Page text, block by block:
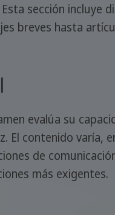
sección incluye
breves hasta
evalúa su
El contenido varía,
de
más exigentes.